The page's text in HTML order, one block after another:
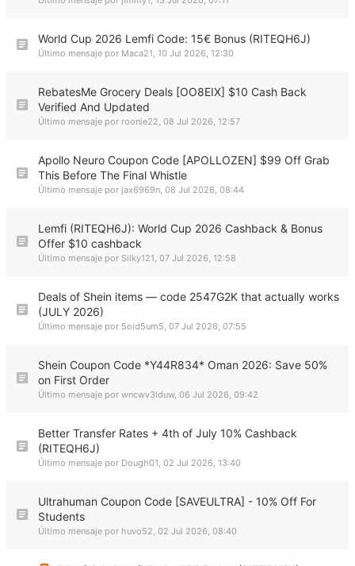
World Cup 2026 Lemfi Code: 15€ Bonus (RITEQH6J)
Último mensaje por Maca21, 10 Jul 2026, 12:30
RebatesMe Grocery Deals [OO8EIX] $10 Cash Back
Verified And Updated
Último mensaje por roonie22, 08 Jul 2026, 12:57
Apollo Neuro Coupon Code [APOLLOZEN] $99 Off Grab
This Before The Final Whistle
Último mensaje por jax6969n, 08 Jul 2026, 08:44
Lemfi (RITEQH6J): World Cup 2026 Cashback & Bonus
Offer $10 cashback
Último mensaje por Silky121, 07 Jul 2026, 12:58
Deals of Shein items — code 2547G2K that actually works
(JULY 2026)
Último mensaje por 5oid5um5, 07 Jul 2026, 07:55
Shein Coupon Code *Y44R834* Oman 2026: Save 50%
on First Order
Último mensaje por wncwv3lduw, 06 Jul 2026, 09:42
Better Transfer Rates + 4th of July 10% Cashback
(RITEQH6J)
Último mensaje por Dough01, 02 Jul 2026, 13:40
Ultrahuman Coupon Code [SAVEULTRA] - 10% Off For
Students
Último mensaje por huvo52, 02 Jul 2026, 08:40